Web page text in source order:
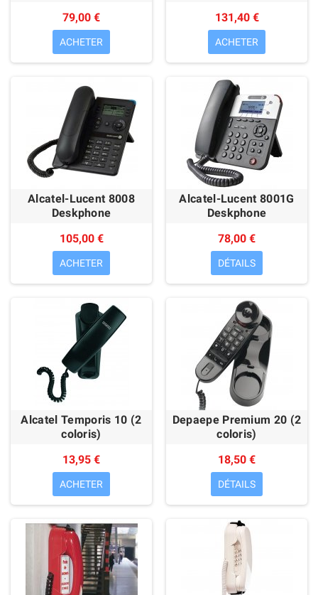
79,00 €
ACHETER
131,40 €
ACHETER
Alcatel-Lucent 8008
Deskphone
105,00 €
ACHETER
Alcatel-Lucent 8001G
Deskphone
78,00 €
DÉTAILS
Alcatel Temporis 10 (2
coloris)
13,95 €
ACHETER
Depaepe Premium 20 (2
coloris)
18,50 €
DÉTAILS